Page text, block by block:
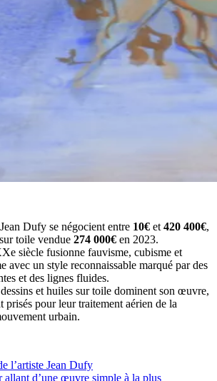
Dufy se négocient entre 10€ et 420 400€,
toile vendue 274 000€ en 2023.
siècle fusionne fauvisme, cubisme et
avec un style reconnaissable marqué par des
et des lignes fluides.
dessins et huiles sur toile dominent son œuvre,
prisés pour leur traitement aérien de la
urbain.
l’artiste Jean Dufy
allant d’une œuvre simple à la plus